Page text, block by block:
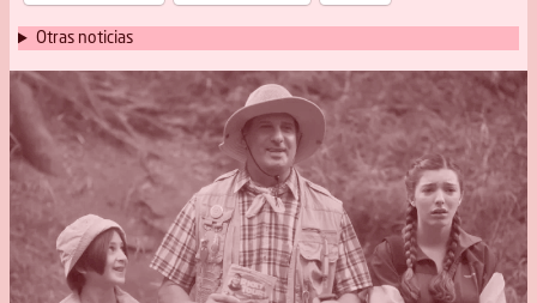
Otras noticias